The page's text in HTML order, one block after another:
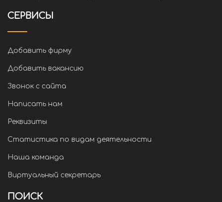
СЕРВИСЫ
Добавить фирму
Добавить вакансию
Звонок с сайта
Написать нам
Реквизиты
Статистика по видам деятельности
Наша команда
Виртуальный секретарь
ПОИСК